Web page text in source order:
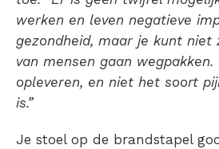
werken en leven negatieve
gezondheid, maar je kunt niet
van mensen gaan
opleveren, en niet het soort
is.”
Je stoel op de brandstapel